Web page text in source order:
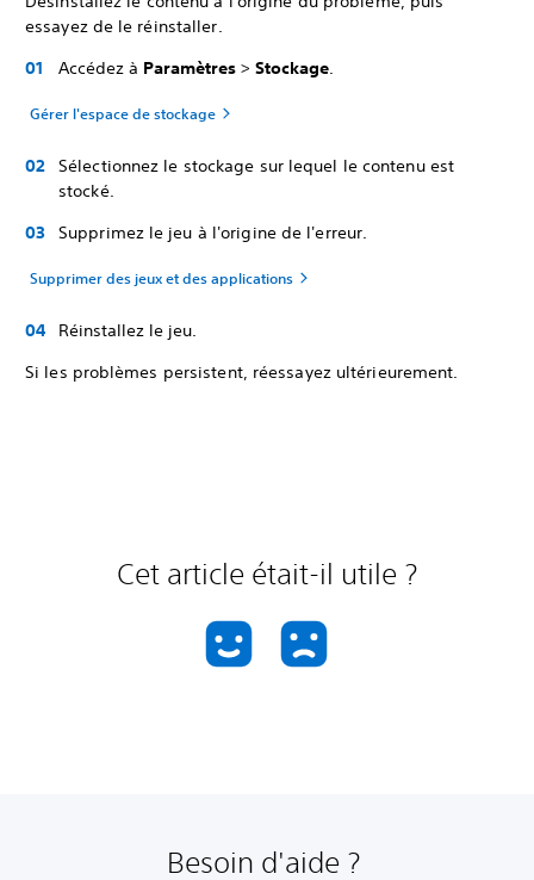
essayez de le réinstaller.
Accédez à Paramètres > Stockage.
Gérer l'espace de stockage
Sélectionnez le stockage sur lequel le contenu est
stocké.
Supprimez le jeu à l'origine de l'erreur.
Supprimer des jeux et des applications
Réinstallez le jeu.
Si les problèmes persistent, réessayez ultérieurement.
Cet article était-il utile ?
Besoin d'aide ?